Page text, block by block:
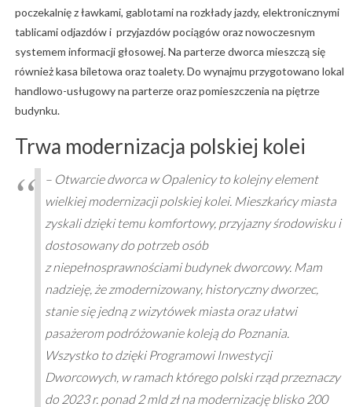
poczekalnię z ławkami, gablotami na rozkłady jazdy, elektronicznymi
tablicami odjazdów i przyjazdów pociągów oraz nowoczesnym
systemem informacji głosowej. Na parterze dworca mieszczą się
również kasa biletowa oraz toalety. Do wynajmu przygotowano lokal
handlowo-usługowy na parterze oraz pomieszczenia na piętrze
budynku.
Trwa modernizacja polskiej kolei
– Otwarcie dworca w Opalenicy to kolejny element
wielkiej modernizacji polskiej kolei. Mieszkańcy miasta
zyskali dzięki temu komfortowy, przyjazny środowisku i
dostosowany do potrzeb osób
z niepełnosprawnościami budynek dworcowy. Mam
nadzieję, że zmodernizowany, historyczny dworzec,
stanie się jedną z wizytówek miasta oraz ułatwi
pasażerom podróżowanie koleją do Poznania.
Wszystko to dzięki Programowi Inwestycji
Dworcowych, w ramach którego polski rząd przeznaczy
do 2023 r. ponad 2 mld zł na modernizację blisko 200